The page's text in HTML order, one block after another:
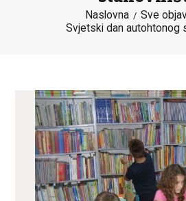
Naslovna Sve
Svjetski dan autohtonog
NASLOVNA
PROGRAMI I
KATALOG
O KNJIŽNICI
ZA KORISNIKE